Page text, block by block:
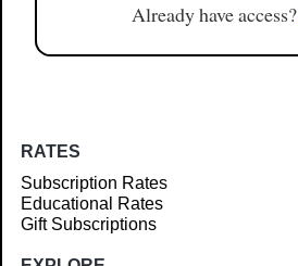
Already have access?
RATES
Subscription Rates
Educational Rates
Gift Subscriptions